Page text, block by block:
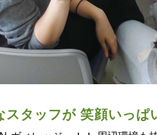
タッフが 笑顔いっぱ